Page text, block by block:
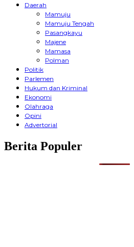
Daerah
Mamuju
Mamuju Tengah
Pasangkayu
Majene
Mamasa
Polman
Politik
Parlemen
Hukum dan Kriminal
Ekonomi
Olahraga
Opini
Advertorial
Berita Populer